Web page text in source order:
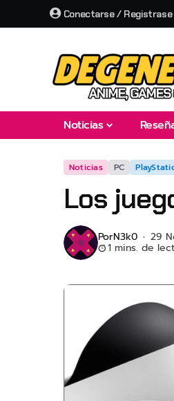
Conectarse / Registrase
Noticias
Noticias PC
Los
PorN3k0 29
1 mins. de